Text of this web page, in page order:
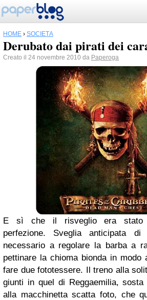
HOME › SOCIETÀ
Derubato dai pirati dei
Creato il 24 novembre 2010 da Paperoga
E sì che il risveglio era stato
perfezione. Sveglia anticipata
necessario a regolare la barba a
pettinare la chioma bionda in modo
fare due fototessere. Il treno alla
giunti in quel di Reggaemilia,
alla macchinetta scatta foto, che